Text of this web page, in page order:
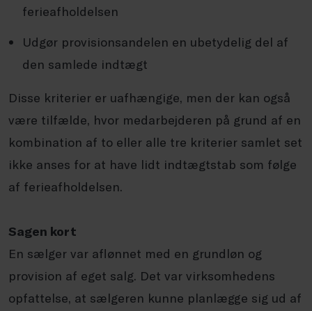
ferieafholdelsen
Udgør provisionsandelen en ubetydelig del af
den samlede indtægt
Disse kriterier er uafhængige, men der kan også
være tilfælde, hvor medarbejderen på grund af en
kombination af to eller alle tre kriterier samlet set
ikke anses for at have lidt indtægtstab som følge
af ferieafholdelsen.
Sagen kort
En sælger var aflønnet med en grundløn og
provision af eget salg. Det var virksomhedens
opfattelse, at sælgeren kunne planlægge sig ud af